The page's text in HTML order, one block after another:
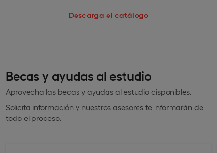
Descarga el catálogo
Becas y ayudas al estudio
Aprovecha las becas y ayudas al estudio disponibles.
Solicita información y nuestros asesores te informarán de
todo el proceso.